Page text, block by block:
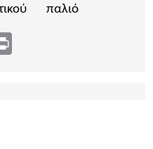
παλιό